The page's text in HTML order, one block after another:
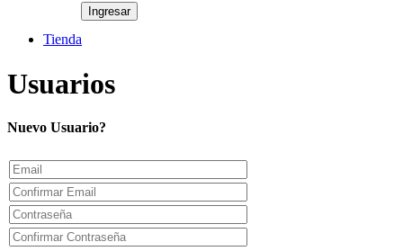
Tienda
Usuarios
Nuevo Usuario?